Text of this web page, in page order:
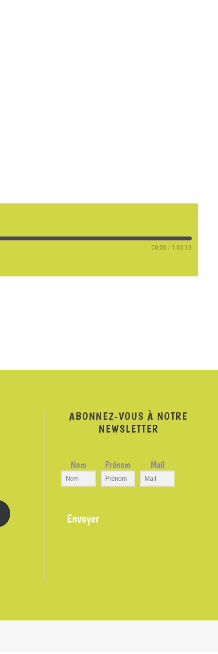
00:00 / 1:03:13
ABONNEZ-VOUS À NOTRE
NEWSLETTER
Nom Prénom Mail
Envoyer